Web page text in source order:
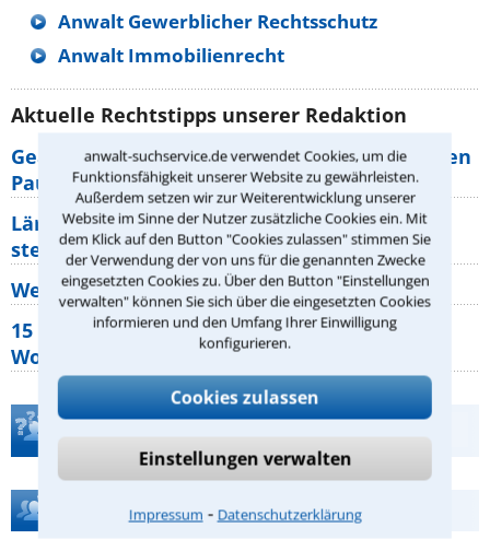
anwalt-suchservice.de verwendet Cookies, um die
Funktionsfähigkeit unserer Website zu gewährleisten.
Außerdem setzen wir zur Weiterentwicklung unserer
Website im Sinne der Nutzer zusätzliche Cookies ein. Mit
dem Klick auf den Button "Cookies zulassen" stimmen Sie
der Verwendung der von uns für die genannten Zwecke
eingesetzten Cookies zu. Über den Button "Einstellungen
verwalten" können Sie sich über die eingesetzten Cookies
informieren und den Umfang Ihrer Einwilligung
konfigurieren.
Cookies zulassen
Einstellungen verwalten
Impressum ⁃ Datenschutzerklärung
Anwalt Gewerblicher Rechtsschutz
Anwalt Immobilienrecht
Aktuelle Rechtstipps unserer Redaktion
Geänderte Abflugzeiten: Welche Rechte haben
Pauschalurlauber?
Lärm von den Nachbarn: Welche Rechte
stehen mir zu?
Wer muss Zweitwohnungssteuer zahlen?
15 elementare Rechte, die jeder
Wohnungseigentümer kennen sollte
Hilfe bei Ihrer Anwaltsuche?